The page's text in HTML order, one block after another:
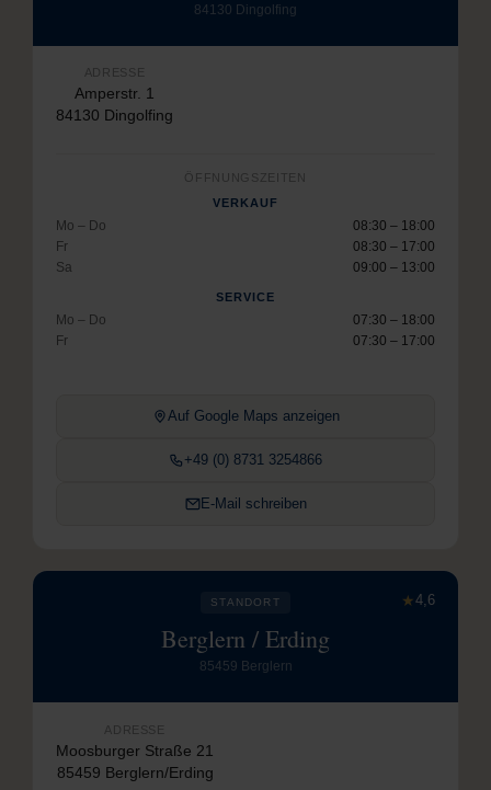
84130 Dingolfing
ADRESSE
Amperstr. 1
84130 Dingolfing
ÖFFNUNGSZEITEN
VERKAUF
Mo – Do
08:30 – 18:00
Fr
08:30 – 17:00
Sa
09:00 – 13:00
SERVICE
Mo – Do
07:30 – 18:00
Fr
07:30 – 17:00
Auf Google Maps anzeigen
+49 (0) 8731 3254866
E-Mail schreiben
★4,6
STANDORT
Berglern / Erding
85459 Berglern
ADRESSE
Moosburger Straße 21
85459 Berglern/Erding